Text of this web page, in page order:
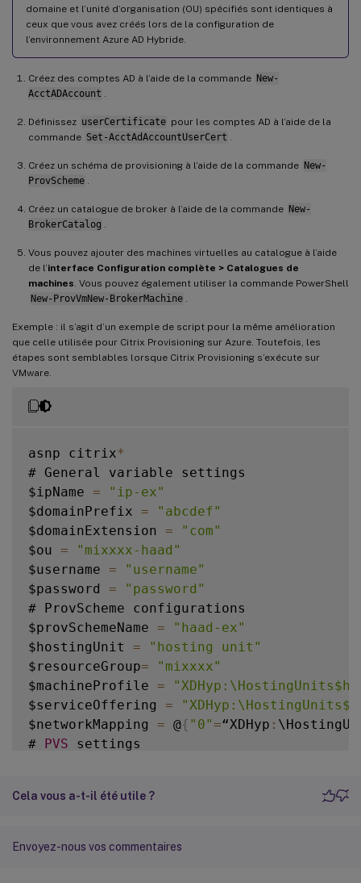
domaine et l’unité d’organisation (OU) spécifiés sont identiques à
ceux que vous avez créés lors de la configuration de
l’environnement Azure AD Hybride.
Créez des comptes AD à l’aide de la commande New-
AcctADAccount .
Définissez userCertificate pour les comptes AD à l’aide de la
commande Set-AcctAdAccountUserCert .
Créez un schéma de provisioning à l’aide de la commande New-
ProvScheme .
Créez un catalogue de broker à l’aide de la commande New-
BrokerCatalog .
Vous pouvez ajouter des machines virtuelles au catalogue à l’aide
de l’interface Configuration complète > Catalogues de
machines. Vous pouvez également utiliser la commande PowerShell
New-ProvVmNew-BrokerMachine .
Exemple : il s’agit d’un exemple de script pour la même amélioration
que celle utilisée pour Citrix Provisioning sur Azure. Toutefois, les
étapes sont semblables lorsque Citrix Provisioning s’exécute sur
VMware.
asnp citrix*
# General variable settings
$ipName =
"ip-ex"
$domainPrefix =
"abcdef"
$domainExtension =
"com"
$ou =
"mixxxx-haad"
$username =
"username"
$password =
"password"
# ProvScheme configurations
$provSchemeName =
"haad-ex"
$hostingUnit =
"hosting unit"
$resourceGroup=
"mixxxx"
$machineProfile =
$serviceOffering =
$networkMapping = @{ "0"=“XDHyp :
# PVS settings
$pvsDiskName =
"pvs-vda-haad"
$pvsSite = Get-HypPvsSite
Cela vous a-t-il été utile ?
Envoyez-nous vos commentaires